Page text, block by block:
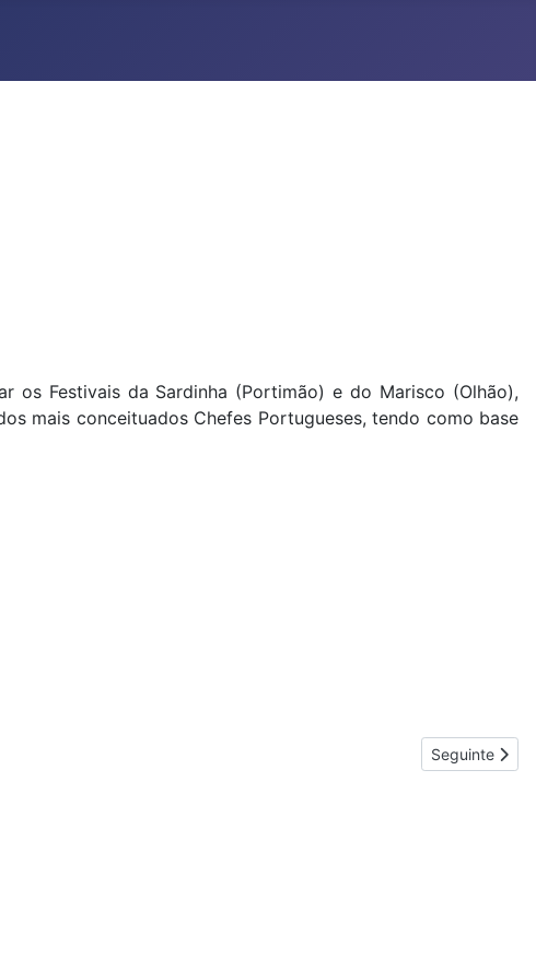
os Festivais da Sardinha (Portimão) e do Marisco (Olhão),
mais conceituados Chefes Portugueses, tendo como base
Artigo
Seguinte